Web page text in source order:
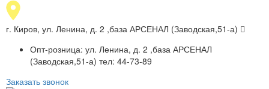
г. Киров, ул. Ленина, д. 2 ,база АРСЕНАЛ (Заводская,51-а)
Опт-розница: ул. Ленина, д. 2 ,база АРСЕНАЛ
(Заводская,51-а) тел: 44-73-89
Заказать звонок